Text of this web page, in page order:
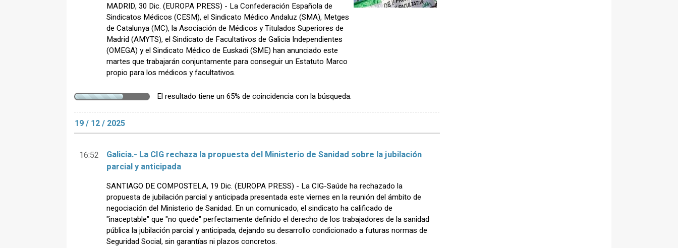
MADRID, 30 Dic. (EUROPA PRESS) - La Confederación Española de
Sindicatos Médicos (CESM), el Sindicato Médico Andaluz (SMA), Metges
de Catalunya (MC), la Asociación de Médicos y Titulados Superiores de
Madrid (AMYTS), el Sindicato de Facultativos de Galicia Independientes
(OMEGA) y el Sindicato Médico de Euskadi (SME) han anunciado este
martes que trabajarán conjuntamente para conseguir un Estatuto Marco
propio para los médicos y facultativos.
El resultado tiene un 65% de coincidencia con la búsqueda.
19 / 12 / 2025
16:52
Galicia.- La CIG rechaza la propuesta del Ministerio de Sanidad sobre la jubilación
parcial y anticipada
SANTIAGO DE COMPOSTELA, 19 Dic. (EUROPA PRESS) - La CIG-Saúde ha rechazado la
propuesta de jubilación parcial y anticipada presentada este viernes en la reunión del ámbito de
negociación del Ministerio de Sanidad. En un comunicado, el sindicato ha calificado de
"inaceptable" que "no quede" perfectamente definido el derecho de los trabajadores de la sanidad
pública la jubilación parcial y anticipada, dejando su desarrollo condicionado a futuras normas de
Seguridad Social, sin garantías ni plazos concretos.